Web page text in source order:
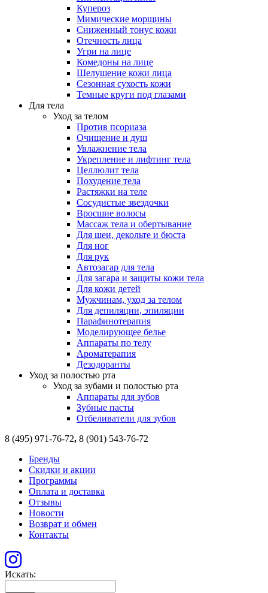
Купероз
Мимические морщины
Сниженный тонус кожи
Отечность лица
Угри на лице
Комедоны на лице
Шелушение кожи лица
Сезонная сухость кожи
Темные круги под глазами
Для тела
Уход за телом
Против псориаза
Очищение и душ
Увлажнение тела
Укрепление и лифтинг тела
Целлюлит тела
Похудение тела
Растяжки на теле
Сосудистые звездочки
Вросшие волосы
Массаж тела и обертывание
Для шеи, декольте и бюста
Для ног
Для рук
Автозагар для тела
Для загара и защиты кожи тела
Для кожи детей
Мужчинам, уход за телом
Для депиляции, эпиляции
Парафинотерапия
Моделирующее белье
Аппараты по телу
Ароматерапия
Дезодоранты
Уход за полостью рта
Уход за зубами и полостью рта
Аппараты для зубов
Зубные пасты
Отбеливатели для зубов
8 (495) 971-76-72, 8 (901) 543-76-72
Бренды
Скидки и акции
Программы
Оплата и доставка
Отзывы
Новости
Возврат и обмен
Контакты
Искать: